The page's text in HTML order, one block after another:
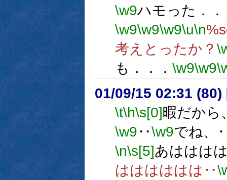
\w9ハモった．
\w9\w9\w9\u\n
考えとったか？
も．．． \w9\w9
01/09/15 02:31 (80)
\t\h\s[0]暇だから
\w9‥\w9でね、
\n\s[5]あははは
はははははは‥